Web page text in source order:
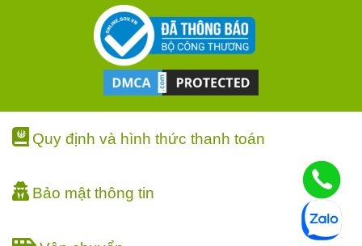
Quy định và hình thức thanh toán
Bảo mật thông tin